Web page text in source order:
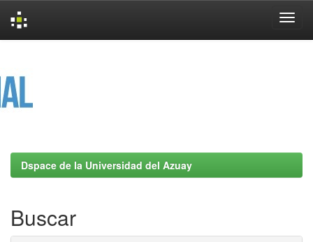
Dspace de la Universidad del Azuay
Buscar